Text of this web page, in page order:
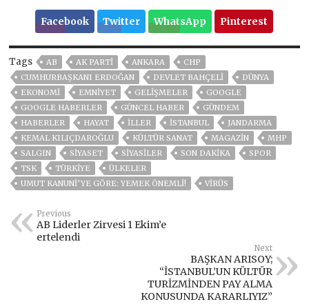
Facebook Twitter WhatsApp Pinterest
Tags AB AK PARTİ ANKARA
CHP
CUMHURBAŞKANI ERDOĞAN
DEVLET BAHÇELİ
DÜNYA
EKONOMİ
EMNİYET GELIŞMELER
GOOGLE
GOOGLE HABERLER
GÜNCEL HABER
GÜNDEM
HABERLER
HAYAT İLLER ISTANBUL
JANDARMA
KEMAL KILIÇDAROĞLU
KÜLTÜR SANAT MAGAZİN
MHP
SALGIN
SİYASET SİYASİLER SON DAKIKA
SPOR
TSK
TÜRKİYE
ÜLKELER
UMUT KANUNI’YE GÖRE: YEMEK ÖNEMLİ!
VIRÜS
Previous
AB Liderler Zirvesi 1 Ekim’e
ertelendi
Next
BAŞKAN ARISOY;
“İSTANBUL’UN KÜLTÜR
TURİZMİNDEN PAY ALMA
KONUSUNDA KARARLIYIZ”